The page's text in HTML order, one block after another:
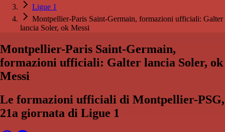
Ligue 1
Montpellier-Paris Saint-Germain, formazioni ufficiali: Galter
lancia Soler, ok Messi
Montpellier-Paris Saint-Germain,
formazioni ufficiali: Galter lancia Soler, ok
Messi
Le formazioni ufficiali di Montpellier-PSG,
21a giornata di Ligue 1